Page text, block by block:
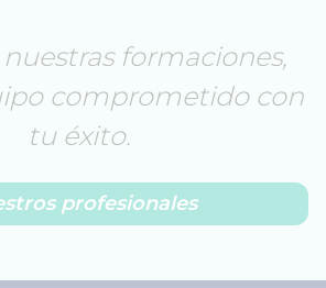
formaciones,
comprometido con
tu éxito.
profesionales